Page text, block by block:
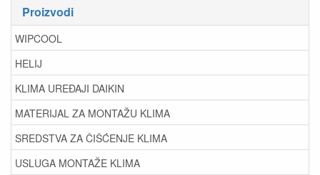
Proizvodi
WIPCOOL
HELIJ
KLIMA UREĐAJI DAIKIN
MATERIJAL ZA MONTAŽU KLIMA
SREDSTVA ZA ČIŠĆENJE KLIMA
USLUGA MONTAŽE KLIMA